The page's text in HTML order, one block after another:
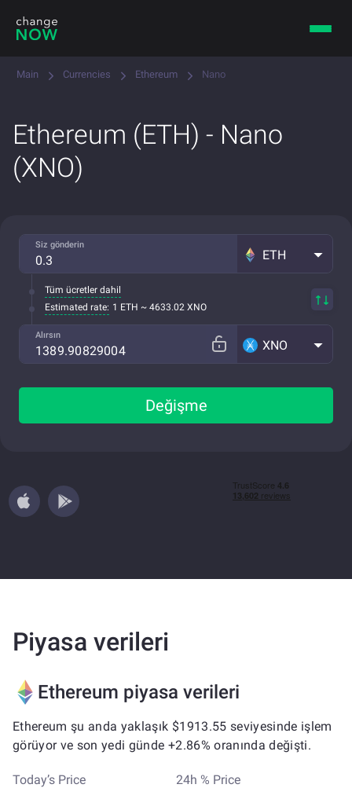
Main Currencies Ethereum Nano
Ethereum (ETH) - Nano
(XNO)
Siz gönderin
ETH
Tüm ücretler dahil
Estimated rate: 1 ETH ~ 4633.02 XNO
Alırsın
XNO
Değişme
Piyasa verileri
Ethereum piyasa verileri
Ethereum şu anda yaklaşık $1913.55 seviyesinde işlem
görüyor ve son yedi günde +2.86% oranında değişti.
Today’s Price 24h % Price